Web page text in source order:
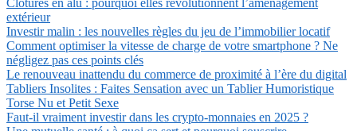
Clôtures en alu : pourquoi elles révolutionnent l’aménagement
extérieur
Investir malin : les nouvelles règles du jeu de l’immobilier locatif
Comment optimiser la vitesse de charge de votre smartphone ? Ne
négligez pas ces points clés
Le renouveau inattendu du commerce de proximité à l’ère du digital
Tabliers Insolites : Faites Sensation avec un Tablier Humoristique
Torse Nu et Petit Sexe
Faut-il vraiment investir dans les crypto-monnaies en 2025 ?